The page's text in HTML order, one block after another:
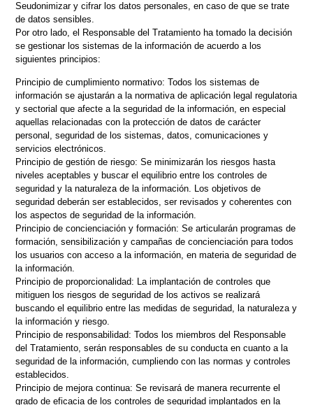
Seudonimizar y cifrar los datos personales, en caso de que se trate
de datos sensibles.
Por otro lado, el Responsable del Tratamiento ha tomado la decisión
se gestionar los sistemas de la información de acuerdo a los
siguientes principios:
Principio de cumplimiento normativo: Todos los sistemas de
información se ajustarán a la normativa de aplicación legal regulatoria
y sectorial que afecte a la seguridad de la información, en especial
aquellas relacionadas con la protección de datos de carácter
personal, seguridad de los sistemas, datos, comunicaciones y
servicios electrónicos.
Principio de gestión de riesgo: Se minimizarán los riesgos hasta
niveles aceptables y buscar el equilibrio entre los controles de
seguridad y la naturaleza de la información. Los objetivos de
seguridad deberán ser establecidos, ser revisados y coherentes con
los aspectos de seguridad de la información.
Principio de concienciación y formación: Se articularán programas de
formación, sensibilización y campañas de concienciación para todos
los usuarios con acceso a la información, en materia de seguridad de
la información.
Principio de proporcionalidad: La implantación de controles que
mitiguen los riesgos de seguridad de los activos se realizará
buscando el equilibrio entre las medidas de seguridad, la naturaleza y
la información y riesgo.
Principio de responsabilidad: Todos los miembros del Responsable
del Tratamiento, serán responsables de su conducta en cuanto a la
seguridad de la información, cumpliendo con las normas y controles
establecidos.
Principio de mejora continua: Se revisará de manera recurrente el
grado de eficacia de los controles de seguridad implantados en la